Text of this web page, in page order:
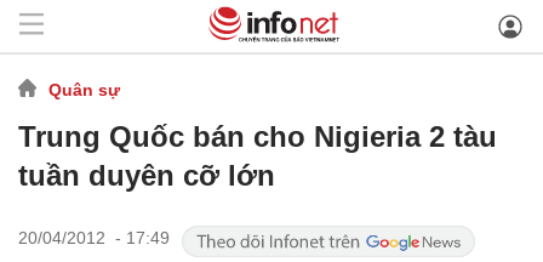
Quân sự
Trung Quốc bán cho Nigieria 2 tàu
tuần duyên cỡ lớn
20/04/2012 - 17:49